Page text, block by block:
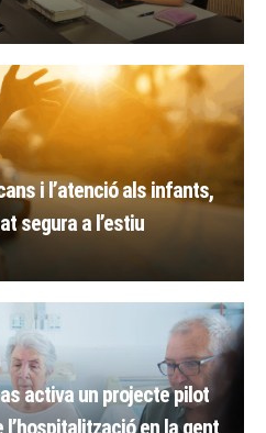
i l’atenció als infants,
segura a l’estiu
activa un projecte pilot
en la gent